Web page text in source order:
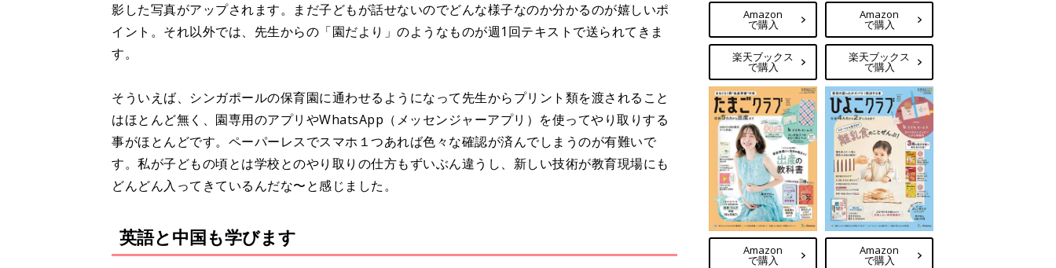
影した写真がアップされます。まだ子どもが話せないのでどんな様子なのか分かるのが嬉しいポ
イント。それ以外では、先生からの「園だより」のようなものが週1回テキストで送られてきま
す。
そういえば、シンガポールの保育園に通わせるようになって先生からプリント類を渡されること
はほとんど無く、園専用のアプリやWhatsApp（メッセンジャーアプリ）を使ってやり取りする
事がほとんどです。ペーパーレスでスマホ１つあれば色々な確認が済んでしまうのが有難いで
す。私が子どもの頃とは学校とのやり取りの仕方もずいぶん違うし、新しい技術が教育現場にも
どんどん入ってきているんだな〜と感じました。
英語と中国も学びます
Amazon
で購入
楽天ブックス
で購入
Amazon
で購入
楽天ブックス
で購入
Amazon
で購入
Amazon
で購入